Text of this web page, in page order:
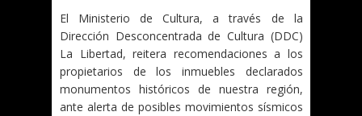
El Ministerio de Cultura, a través de la
Dirección Desconcentrada de Cultura (DDC)
La Libertad, reitera recomendaciones a los
propietarios de los inmuebles declarados
monumentos históricos de nuestra región,
ante alerta de posibles movimientos sísmicos